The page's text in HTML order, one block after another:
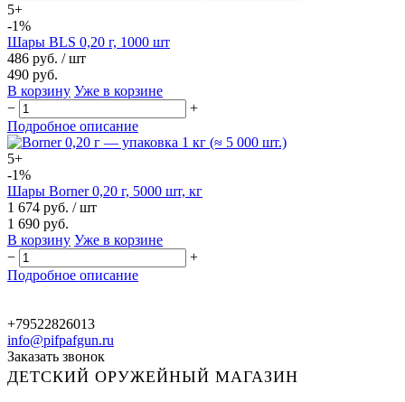
5+
-1%
Шары BLS 0,20 г, 1000 шт
486 руб. / шт
490 руб.
В корзину Уже в корзине
−
+
Подробное описание
5+
-1%
Шары Borner 0,20 г, 5000 шт, кг
1 674 руб. / шт
1 690 руб.
В корзину Уже в корзине
−
+
Подробное описание
+79522826013
info@pifpafgun.ru
Заказать звонок
ДЕТСКИЙ ОРУЖЕЙНЫЙ МАГАЗИН